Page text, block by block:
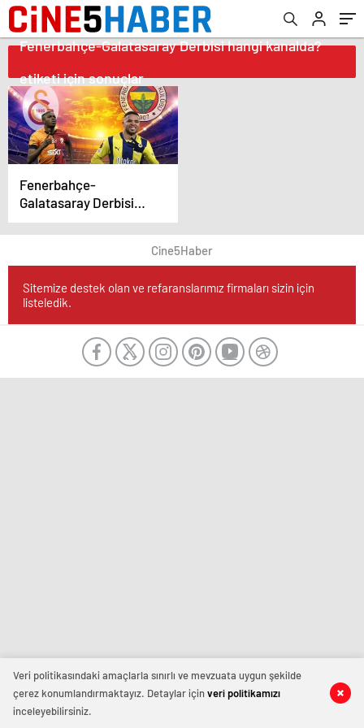
Fenerbahçe-Galatasaray Derbisi hangi kanalda?
etiketi için sonuçlar
Fenerbahçe-
Galatasaray Derbisi
Ziraat Türkiye Kupası
Çeyrek Finalinde
Cine5Haber
Sitemize destek olan ve refaranslarımız firmaları sizin için
listeledik.
Veri politikasındaki amaçlarla sınırlı ve mevzuata uygun şekilde
çerez konumlandırmaktayız. Detaylar içinveri politikamızı
inceleyebilirsiniz.